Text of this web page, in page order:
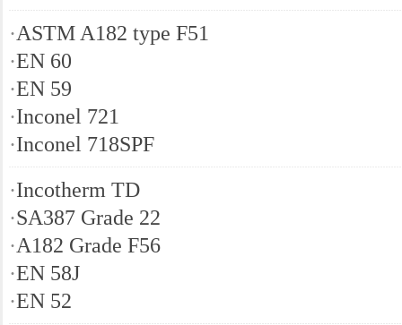
·ASTM A182 type F51
·EN 60
·EN 59
·Inconel 721
·Inconel 718SPF
·Incotherm TD
·SA387 Grade 22
·A182 Grade F56
·EN 58J
·EN 52